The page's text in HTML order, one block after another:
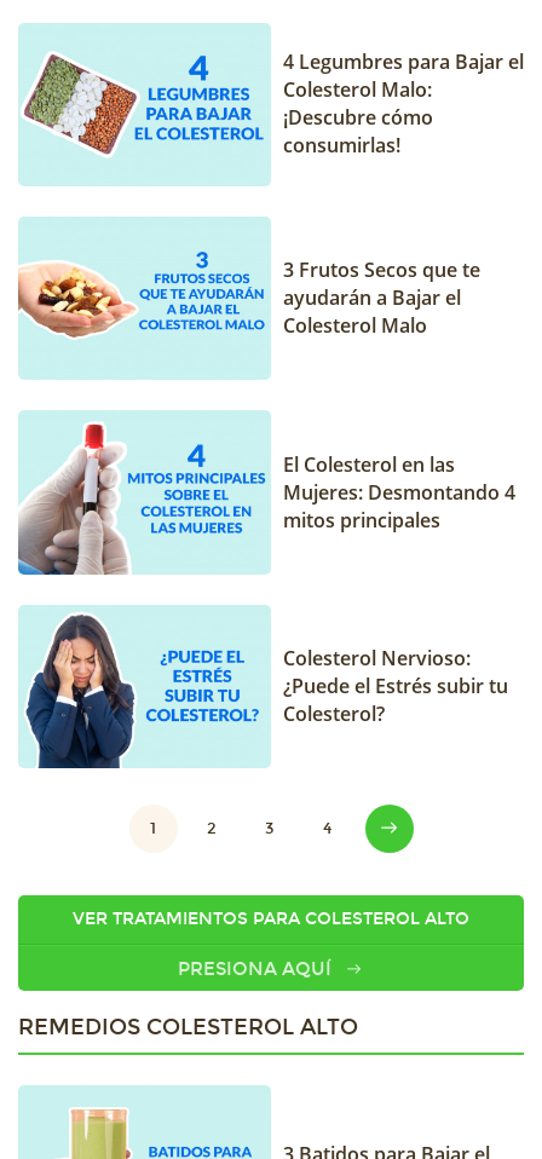
4 Legumbres para Bajar el
Colesterol Malo:
¡Descubre cómo
consumirlas!
3 Frutos Secos que te
ayudarán a Bajar el
Colesterol Malo
El Colesterol en las
Mujeres: Desmontando 4
mitos principales
Colesterol Nervioso:
¿Puede el Estrés subir tu
Colesterol?
1 2 3 4
VER TRATAMIENTOS PARA COLESTEROL ALTO
PRESIONA AQUÍ
REMEDIOS COLESTEROL ALTO
3 Batidos para Bajar el